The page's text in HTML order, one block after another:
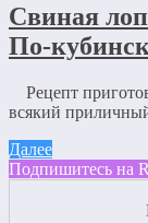
Свиная
По-
Рецепт
всякий
Далее
Подпишитесь на